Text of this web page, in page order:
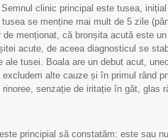
clinic principal este tusea,
se menține mai mult de 5 zile
de menționat, că bronșita acută este
acute, de aceea diagnosticul se
ale tusei. Boala are un debut acut,
alte cauze și în primul rând
rinoree, senzație de iritație în gât, glas
principial să constatăm: este sau
29 septembrie - Ziua
Mondială a Inimii